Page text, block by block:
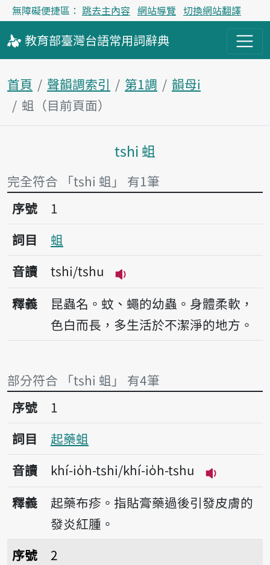
無障礙便捷區： 跳去主內容 網站導覽 切換網站翻譯
教育部臺灣台語常用詞辭典
首頁 聲韻調索引 第1調
韻母i
蛆（目前頁面）
主內容區塊
tshi 蛆
完全符合 「tshi 蛆」 有1筆
序號1蛆
序號
1
詞目
蛆
音讀
tshi/tshu
播放音讀tshi/tshu
釋義
昆蟲名。蚊、蠅的幼蟲。身體柔軟，
色白而長，多生活於不潔淨的地方。
部分符合 「tshi 蛆」 有4筆
序號1起藥蛆
序號
1
詞目
起藥蛆
音讀
khí-io̍h-tshi/khí-io̍h-tshu
播放音讀
釋義
起藥布疹。指貼膏藥過後引發皮膚的
發炎紅腫。
序號2著水蛆
序號
2